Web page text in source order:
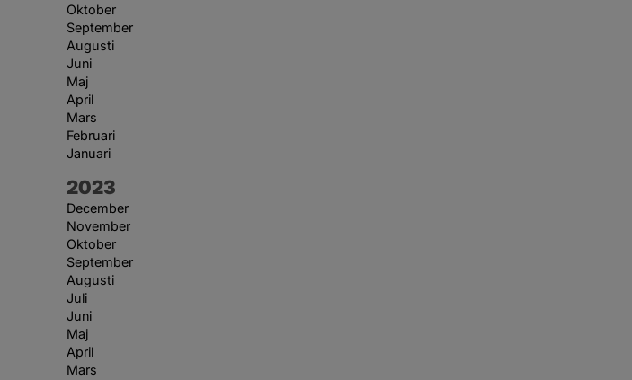
Oktober
September
Augusti
Juni
Maj
April
Mars
Februari
Januari
År:
2023
December
November
Oktober
September
Augusti
Juli
Juni
Maj
April
Mars